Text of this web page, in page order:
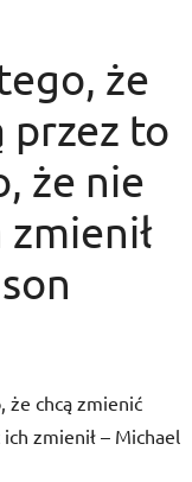
że
przez to
że nie
że chcą zmienić
zmienił – Michael